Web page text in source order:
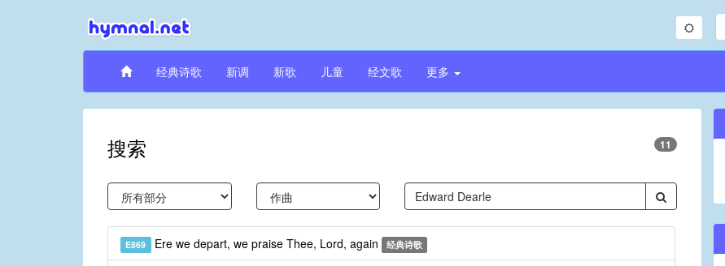
经典诗歌 新调 新歌 儿童 经文歌 更多
搜索 11
E869 Ere we depart, we praise Thee, Lord, again 经典诗歌